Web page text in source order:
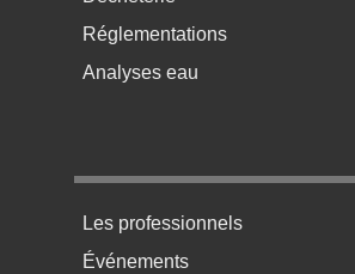
Réglementations
Analyses eau
Menu pratique bas de page 3
Les professionnels
Événements